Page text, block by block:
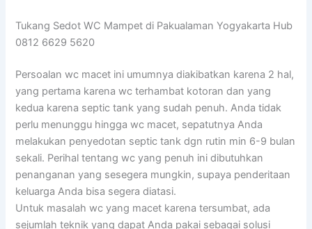
Tukang Sedot WC Mampet di Pakualaman Yogyakarta Hub
0812 6629 5620
Persoalan wc macet ini umumnya diakibatkan karena 2 hal,
yang pertama karena wc terhambat kotoran dan yang
kedua karena septic tank yang sudah penuh. Anda tidak
perlu menunggu hingga wc macet, sepatutnya Anda
melakukan penyedotan septic tank dgn rutin min 6-9 bulan
sekali. Perihal tentang wc yang penuh ini dibutuhkan
penanganan yang sesegera mungkin, supaya penderitaan
keluarga Anda bisa segera diatasi.
Untuk masalah wc yang macet karena tersumbat, ada
sejumlah teknik yang dapat Anda pakai sebagai solusi